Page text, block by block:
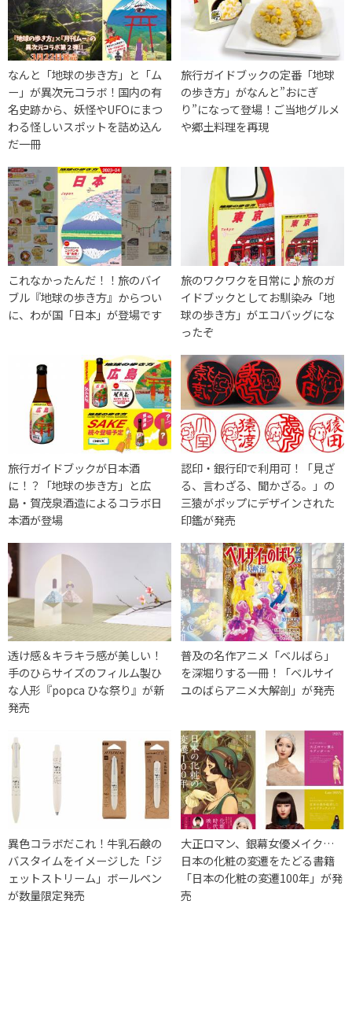
なんと「地球の歩き方」と「ム
ー」が異次元コラボ！国内の有
名史跡から、妖怪やUFOにまつ
わる怪しいスポットを詰め込ん
だ一冊
旅行ガイドブックの定番「地球
の歩き方」がなんと”おにぎ
り”になって登場！ご当地グルメ
や郷土料理を再現
これなかったんだ！！旅のバイ
ブル『地球の歩き方』からつい
に、わが国「日本」が登場です
旅のワクワクを日常に♪旅のガ
イドブックとしてお馴染み「地
球の歩き方」がエコバッグにな
ったぞ
旅行ガイドブックが日本酒
に！？「地球の歩き方」と広
島・賀茂泉酒造によるコラボ日
本酒が登場
認印・銀行印で利用可！「見ざ
る、言わざる、聞かざる。」の
三猿がポップにデザインされた
印鑑が発売
透け感＆キラキラ感が美しい！
手のひらサイズのフィルム製ひ
な人形『popca ひな祭り』が新
発売
普及の名作アニメ「ベルばら」
を深堀りする一冊！「ベルサイ
ユのばらアニメ大解剖」が発売
異色コラボだこれ！牛乳石鹸の
バスタイムをイメージした「ジ
ェットストリーム」ボールペン
が数量限定発売
大正ロマン、銀幕女優メイク…
日本の化粧の変遷をたどる書籍
「日本の化粧の変遷100年」が発
売